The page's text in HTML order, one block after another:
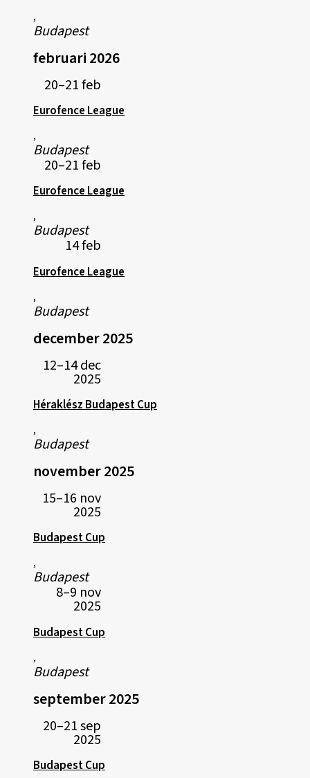
,
Budapest
februari 2026
20–21 feb
Eurofence League
,
Budapest
20–21 feb
Eurofence League
,
Budapest
14 feb
Eurofence League
,
Budapest
december 2025
12–14 dec
2025
Héraklész Budapest Cup
,
Budapest
november 2025
15–16 nov
2025
Budapest Cup
,
Budapest
8–9 nov
2025
Budapest Cup
,
Budapest
september 2025
20–21 sep
2025
Budapest Cup